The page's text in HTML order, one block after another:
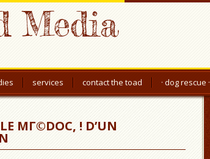
Media
services contact the toad · dog rescue ·
MГ©DOC, ! D’UN